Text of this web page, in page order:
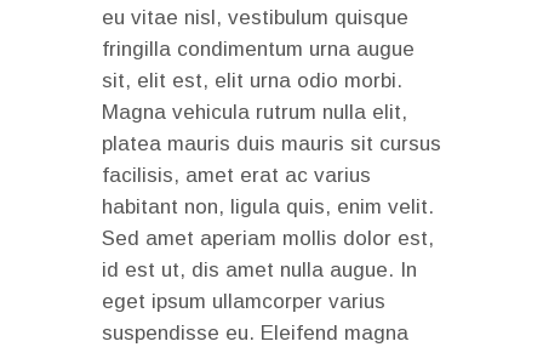
eu vitae nisl, vestibulum quisque
fringilla condimentum urna augue
sit, elit est, elit urna odio morbi.
Magna vehicula rutrum nulla elit,
platea mauris duis mauris sit cursus
facilisis, amet erat ac varius
habitant non, ligula quis, enim velit.
Sed amet aperiam mollis dolor est,
id est ut, dis amet nulla augue. In
eget ipsum ullamcorper varius
suspendisse eu. Eleifend magna